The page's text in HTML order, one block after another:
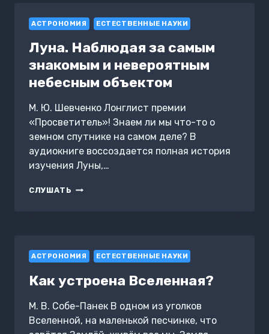
АСТРОНОМИЯ ЕСТЕСТВЕННЫЕ НАУКИ
Луна. Наблюдая за самым
знакомым и невероятным
небесным объектом
М. Ю. Шевченко Лонглист премии
«Просветитель»! Знаем ли мы что-то о
земном спутнике на самом деле? В
аудиокниге воссоздается полная история
изучения Луны,…
СЛУШАТЬ ЛУНА.
НЕВЕРОЯТНЫМ
ОБЪЕКТОМ
АСТРОНОМИЯ ЕСТЕСТВЕННЫЕ НАУКИ
Как устроена Вселенная?
М. В. Собе-Панек В одном из уголков
Вселенной, на маленькой песчинке, что